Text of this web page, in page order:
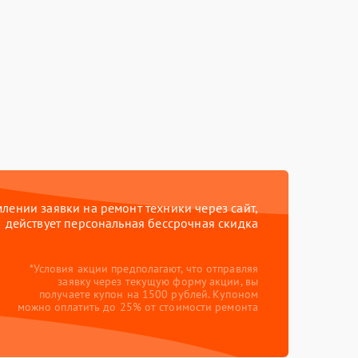
заявки на ремонт техники через сайт,
действует персональная бессрочная скидка
*Условия акции предполагают, что отправляя
заявку через текущую форму акции, вы
получаете купон на 1500 рублей. Купоном
можно оплатить до 25% от стоимости ремонта